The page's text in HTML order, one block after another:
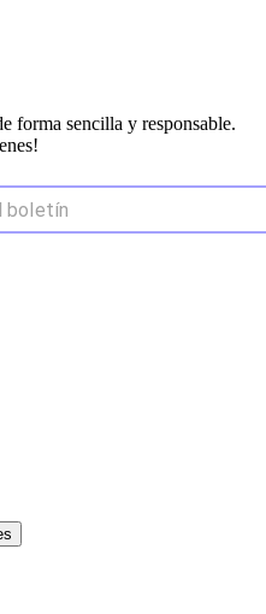
forma sencilla y responsable.